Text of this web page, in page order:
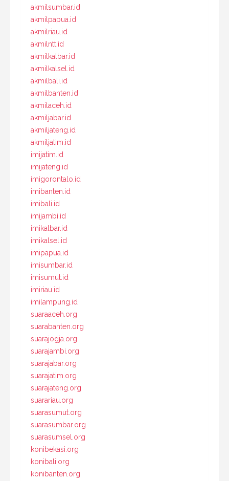
akmilsumbar.id
akmilpapua.id
akmilriau.id
akmilntt.id
akmilkalbar.id
akmilkalsel.id
akmilbali.id
akmilbanten.id
akmilaceh.id
akmiljabar.id
akmiljateng.id
akmiljatim.id
imijatim.id
imijateng.id
imigorontalo.id
imibanten.id
imibali.id
imijambi.id
imikalbar.id
imikalsel.id
imipapua.id
imisumbar.id
imisumut.id
imiriau.id
imilampung.id
suaraaceh.org
suarabanten.org
suarajogja.org
suarajambi.org
suarajabar.org
suarajatim.org
suarajateng.org
suarariau.org
suarasumut.org
suarasumbar.org
suarasumsel.org
konibekasi.org
konibali.org
konibanten.org